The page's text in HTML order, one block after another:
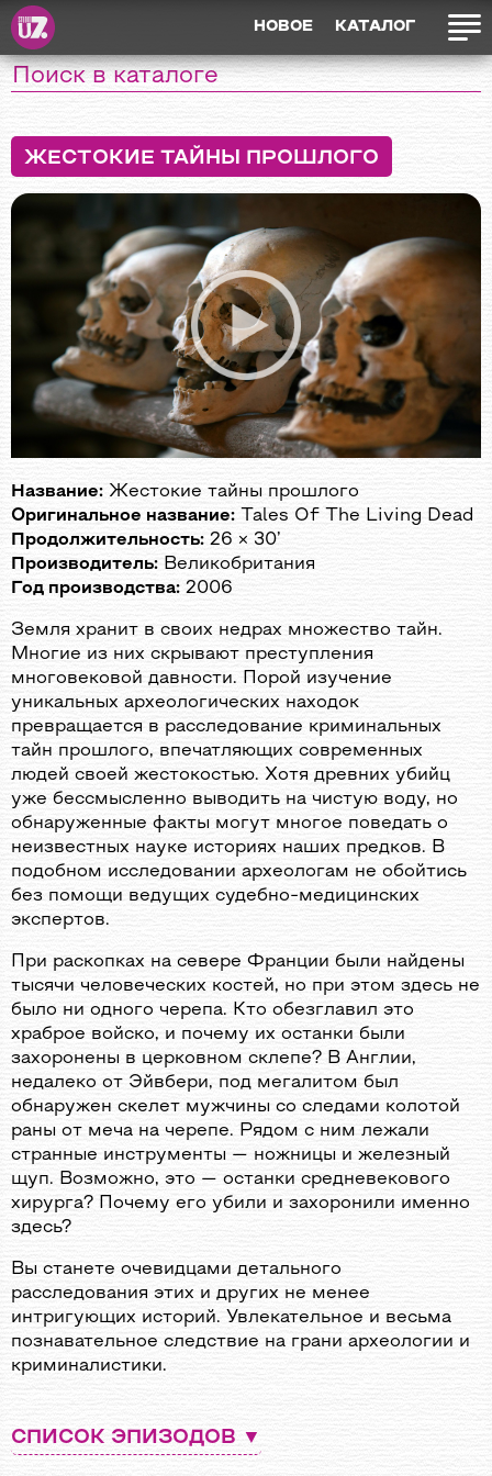
НОВОЕ КАТАЛОГ
ЖЕСТОКИЕ ТАЙНЫ ПРОШЛОГО
Название: Жестокие тайны прошлого
Оригинальное название: Tales Of The Living Dead
Продолжительность: 26 × 30’
Производитель: Великобритания
Год производства: 2006
Земля хранит в своих недрах множество тайн.
Многие из них скрывают преступления
многовековой давности. Порой изучение
уникальных археологических находок
превращается в расследование криминальных
тайн прошлого, впечатляющих современных
людей своей жестокостью. Хотя древних убийц
уже бессмысленно выводить на чистую воду, но
обнаруженные факты могут многое поведать о
неизвестных науке историях наших предков. В
подобном исследовании археологам не обойтись
без помощи ведущих судебно-медицинских
экспертов.
При раскопках на севере Франции были найдены
тысячи человеческих костей, но при этом здесь не
было ни одного черепа. Кто обезглавил это
храброе войско, и почему их останки были
захоронены в церковном склепе? В Англии,
недалеко от Эйвбери, под мегалитом был
обнаружен скелет мужчины со следами колотой
раны от меча на черепе. Рядом с ним лежали
странные инструменты — ножницы и железный
щуп. Возможно, это — останки средневекового
хирурга? Почему его убили и захоронили именно
здесь?
Вы станете очевидцами детального
расследования этих и других не менее
интригующих историй. Увлекательное и весьма
познавательное следствие на грани археологии и
криминалистики.
СПИСОК ЭПИЗОДОВ